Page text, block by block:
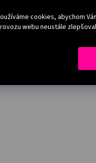
cookies, abychom
webu neustále